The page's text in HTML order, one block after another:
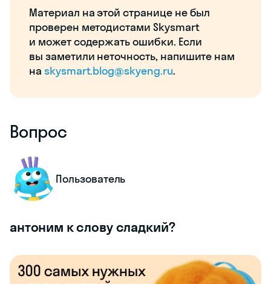
Материал на этой странице не был
проверен методистами Skysmart
и может содержать ошибки. Если
вы заметили неточность, напишите нам
на skysmart.blog@skyeng.ru.
Вопрос
Пользователь
антоним к слову сладкий?